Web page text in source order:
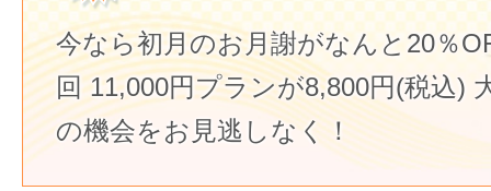
今なら初月のお月謝がなんと20％
回 11,000円プランが8,800円(税込)
の機会をお見逃しなく！